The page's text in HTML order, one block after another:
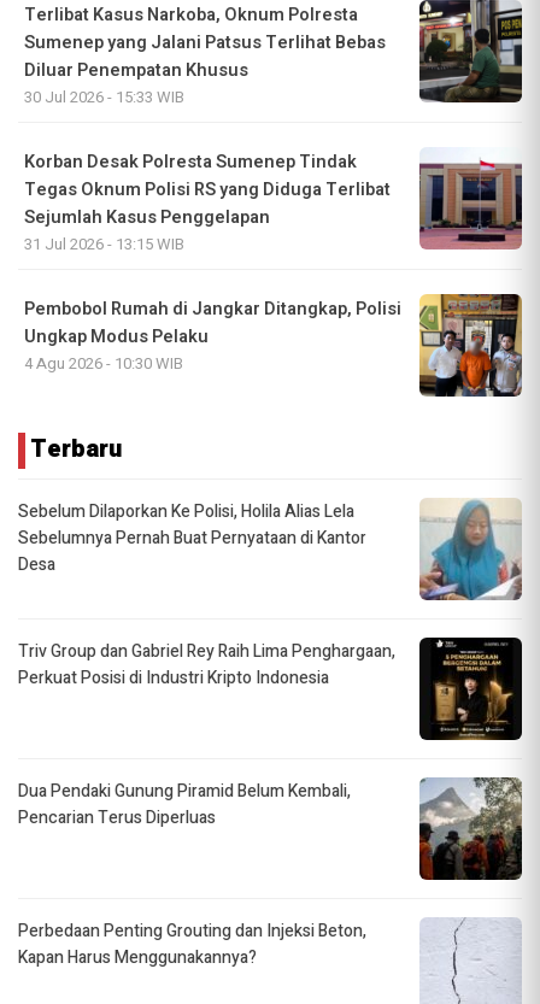
Terlibat Kasus Narkoba, Oknum Polresta
Sumenep yang Jalani Patsus Terlihat Bebas
Diluar Penempatan Khusus
30 Jul 2026 - 15:33 WIB
Korban Desak Polresta Sumenep Tindak
Tegas Oknum Polisi RS yang Diduga Terlibat
Sejumlah Kasus Penggelapan
31 Jul 2026 - 13:15 WIB
Pembobol Rumah di Jangkar Ditangkap, Polisi
Ungkap Modus Pelaku
4 Agu 2026 - 10:30 WIB
Terbaru
Sebelum Dilaporkan Ke Polisi, Holila Alias Lela
Sebelumnya Pernah Buat Pernyataan di Kantor
Desa
Triv Group dan Gabriel Rey Raih Lima Penghargaan,
Perkuat Posisi di Industri Kripto Indonesia
Dua Pendaki Gunung Piramid Belum Kembali,
Pencarian Terus Diperluas
Perbedaan Penting Grouting dan Injeksi Beton,
Kapan Harus Menggunakannya?